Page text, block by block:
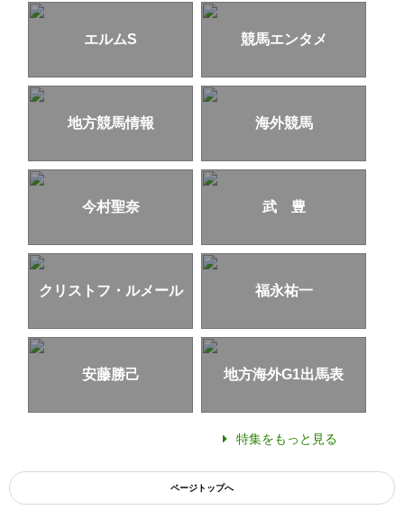
エルムS 競馬エンタメ
地方競馬情報 海外競馬
今村聖奈 武 豊
クリストフ・ルメール 福永祐一
安藤勝己 地方海外G1出馬表
特集をもっと見る
ページトップへ